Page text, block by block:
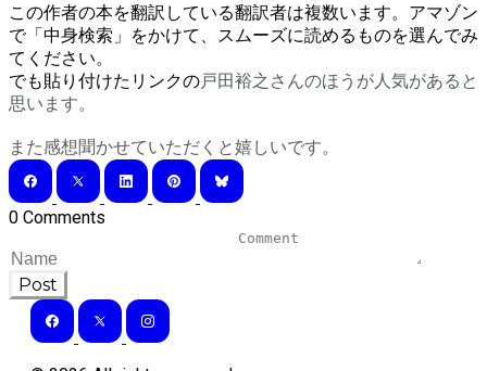
この作者の本を翻訳している翻訳者は複数います。アマゾン
で「中身検索」をかけて、スムーズに読めるものを選んでみ
てください。
でも貼り付けたリンクの戸田裕之さんのほうが人気があると
思います。
​また感想聞かせていただくと嬉しいです。
0 Comments
Post